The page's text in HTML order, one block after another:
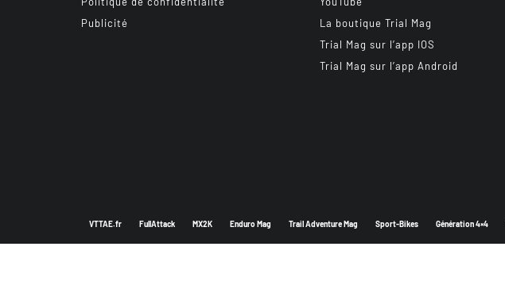
Publicité
La boutique Trial Mag
Trial Mag sur l’app IOS
Trial Mag sur l’app Android
VTTAE.fr FullAttack MX2K Enduro Mag Trail Adventure Mag Sport-Bikes Génération 4×4